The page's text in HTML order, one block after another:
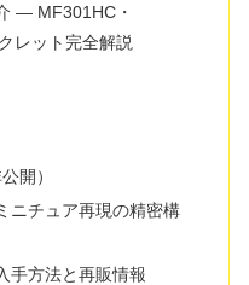
― MF301HC・
レット完全解説
開）
ニチュア再現の精密構
手方法と再販情報